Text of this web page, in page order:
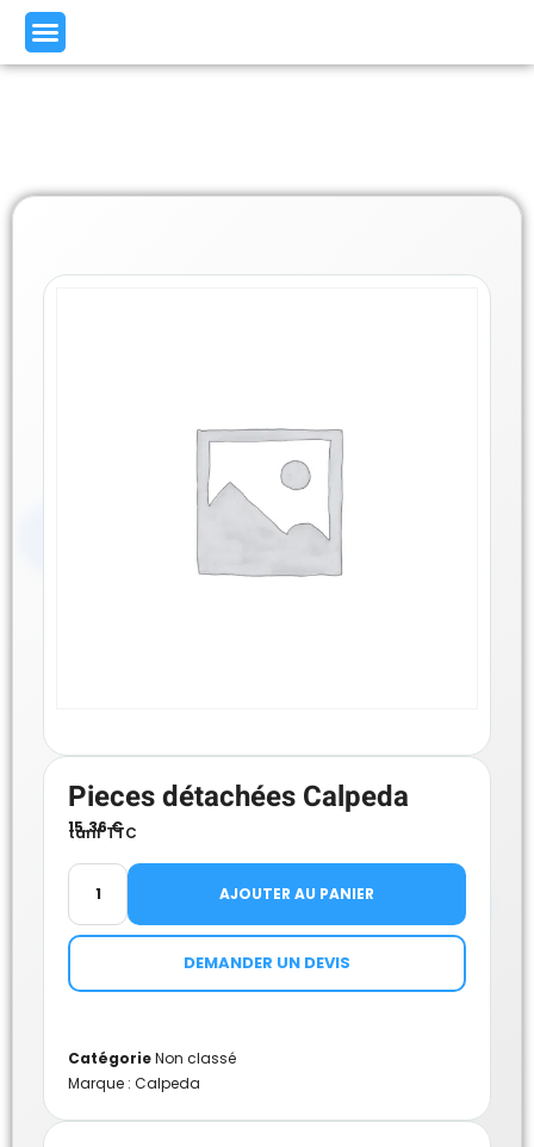
Pieces détachées Calpeda
15.36€
tarif TTC
AJOUTER AU PANIER
DEMANDER UN DEVIS
CatégorieNon classé
Marque : Calpeda